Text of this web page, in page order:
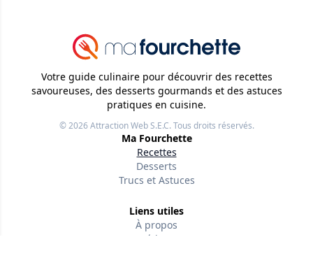
Votre guide culinaire pour découvrir des recettes
savoureuses, des desserts gourmands et des astuces
pratiques en cuisine.
© 2026Attraction Web S.E.C.Tous droits réservés.
Ma Fourchette
Recettes
Desserts
Trucs et Astuces
Liens utiles
À propos
Nos rédacteurs